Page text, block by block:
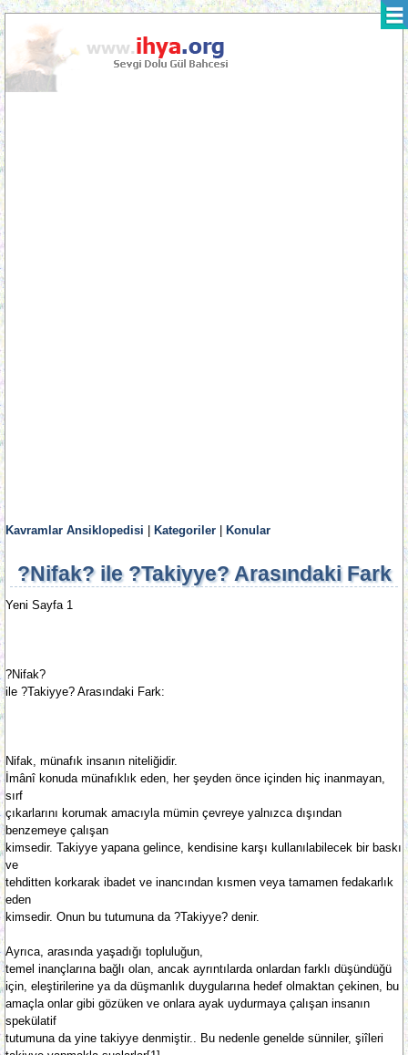
Kavramlar Ansiklopedisi Kategoriler Konular
?Nifak? ile ?Takiyye? Arasındaki Fark
Yeni Sayfa 1
?Nifak?
ile ?Takiyye? Arasındaki Fark:
Nifak, münafık insanın niteliğidir.
İmânî konuda münafıklık eden, her şeyden önce içinden hiç inanmayan,
sırf
çıkarlarını korumak ama­cıyla mü­min çevreye yalnızca dışından
benzemeye çalışan
kimsedir. Takiyye yapana gelince, kendisine karşı kullanılabilecek bir baskı
ve
teh­ditten korkarak iba­det ve inancından kısmen veya tamamen feda­karlık
eden
kimsedir. Onun bu tutumuna da ?Takiyye? denir.
Ayrıca, arasında yaşadığı topluluğun,
temel inançlarına bağlı olan, an­cak ayrıntılarda onlardan farklı düşündüğü
için, eleştirilerine ya da düş­manlık duygularına hedef olmaktan çekinen, bu
amaçla onlar gibi gözü­ken ve on­lara ayak uydurmaya çalışan insanın
spekülatif
tutu­muna da yine takiyye denmiştir.. Bu nedenle genelde sünniler, şiîleri